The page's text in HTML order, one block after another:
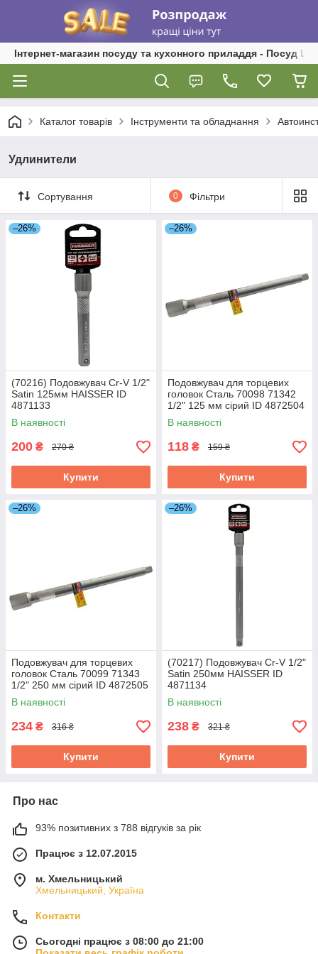
Інтернет-магазин посуду та кухонного приладдя - Посуд
Каталог товарів Інструменти та обладнання
Удлинители
Сортування 0 Фільтри
–26%
(70216) Подовжувач Сr-V 1/2"
Satin 125мм HAISSER ID
4871133
В наявності
200 ₴ 270 ₴
Купити
–26%
Подовжувач для торцевих
головок Сталь 70098 71342
1/2" 125 мм сірий ID 4872504
В наявності
118 ₴ 159 ₴
Купити
–26%
Подовжувач для торцевих
головок Сталь 70099 71343
1/2" 250 мм сірий ID 4872505
В наявності
234 ₴ 316 ₴
Купити
–26%
(70217) Подовжувач Сr-V 1/2"
Satin 250мм HAISSER ID
4871134
В наявності
238 ₴ 321 ₴
Купити
Про нас
93% позитивних з 788 відгуків за рік
Працює з 12.07.2015
м. Хмельницький
Хмельницький, Україна
Контакти
Сьогодні працює з 08:00 до 21:00